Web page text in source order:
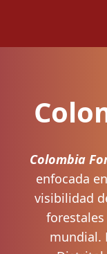
Colombia
enfocada
visibilidad
mundial.